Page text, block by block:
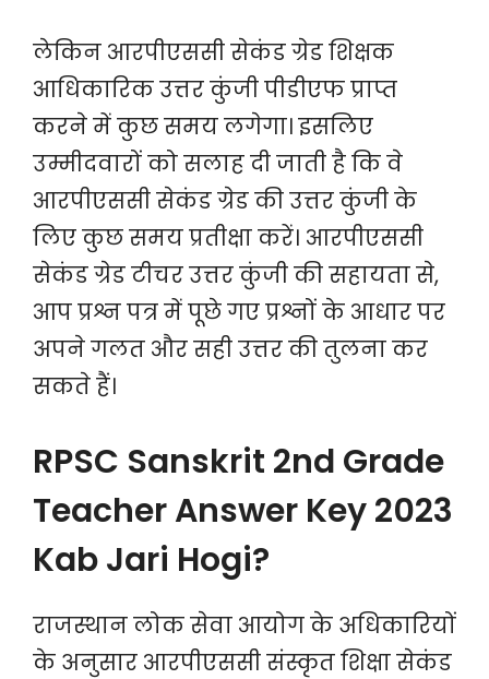
लेकिन आरपीएससी सेकंड ग्रेड शिक्षक
आधिकारिक उत्तर कुंजी पीडीएफ प्राप्त
करने में कुछ समय लगेगा। इसलिए
उम्मीदवारों को सलाह दी जाती है कि वे
आरपीएससी सेकंड ग्रेड की उत्तर कुंजी के
लिए कुछ समय प्रतीक्षा करें। आरपीएससी
सेकंड ग्रेड टीचर उत्तर कुंजी की सहायता से,
आप प्रश्न पत्र में पूछे गए प्रश्नों के आधार पर
अपने गलत और सही उत्तर की तुलना कर
सकते हैं।
RPSC Sanskrit 2nd Grade
Teacher Answer Key 2023
Kab Jari Hogi?
राजस्थान लोक सेवा आयोग के अधिकारियों
के अनुसार आरपीएससी संस्कृत शिक्षा सेकंड